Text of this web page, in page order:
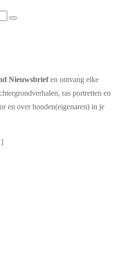
Nieuwsbriefen ontvang elke
ras portretten en
en over honden(eigenaren) in je